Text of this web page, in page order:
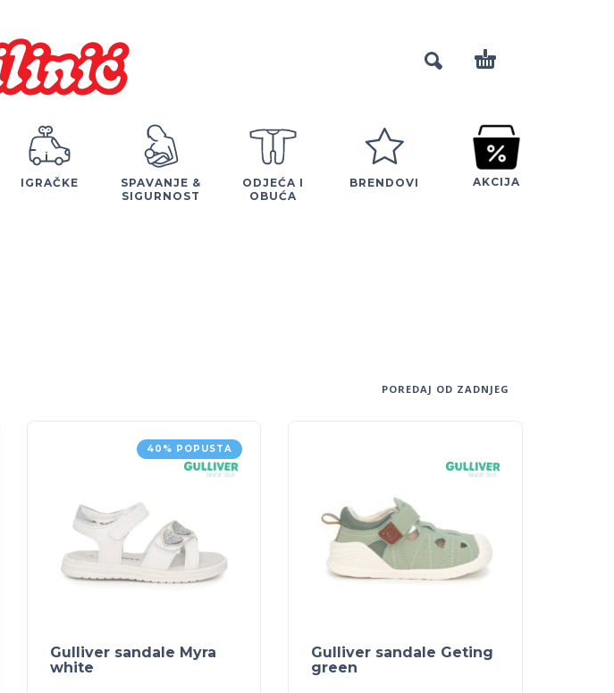
IGRAČKE
SPAVANJE &
SIGURNOST
ODJEĆA I
OBUĆA
BRENDOVI AKCIJA
POREDAJ OD ZADNJEG
40% POPUSTA
Gulliver sandale Myra
white
Gulliver sandale Geting
green